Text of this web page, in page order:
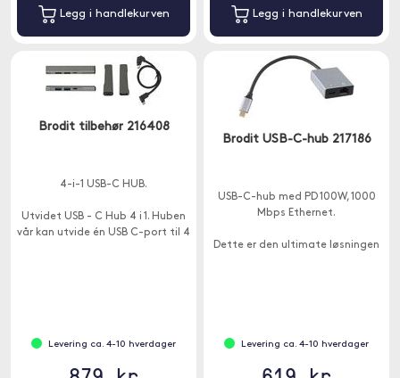
Legg i handlekurven Legg i handlekurven
Brodit tilbehør 216408
4-i-1 USB-C HUB.
Utvidet USB - C Hub 4 i 1. Huben
vår kan utvide én USB C-port til 4
Levering ca. 4-10 hverdager
Brodit USB-C-hub 217186
USB-C-hub med PD 100W, 1000
Mbps Ethernet.
Dette er den ultimate løsningen
Levering ca. 4-10 hverdager